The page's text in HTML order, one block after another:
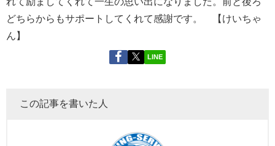
どちらからもサポートしてくれて感謝です。 【けいちゃ
ん】
LINE
この記事を書いた人